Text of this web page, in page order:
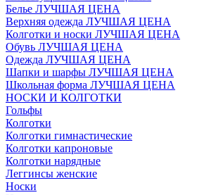
Белье ЛУЧШАЯ ЦЕНА
Верхняя одежда ЛУЧШАЯ ЦЕНА
Колготки и носки ЛУЧШАЯ ЦЕНА
Обувь ЛУЧШАЯ ЦЕНА
Одежда ЛУЧШАЯ ЦЕНА
Шапки и шарфы ЛУЧШАЯ ЦЕНА
Школьная форма ЛУЧШАЯ ЦЕНА
НОСКИ И КОЛГОТКИ
Гольфы
Колготки
Колготки гимнастические
Колготки капроновые
Колготки нарядные
Леггинсы женские
Носки